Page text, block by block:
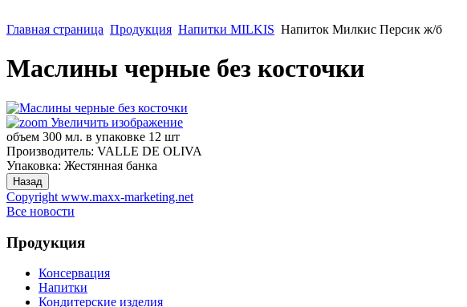
Главная страница Продукция Напитки MILKIS Напиток Милкис Персик ж/б
Маслины черные без косточки
Увеличить изображение
объем 300 мл. в упаковке 12 шт
Производитель: VALLE DE OLIVA
Упаковка: Жестянная банка
Copyright www.maxx-marketing.net
Все новости
Продукция
Консервация
Напитки
Кондитерские изделия